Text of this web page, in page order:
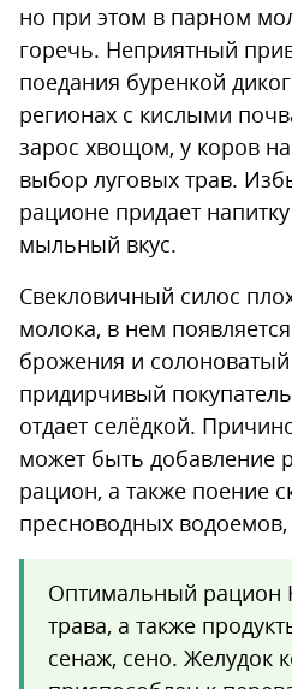
но при этом в парном
горечь. Неприятный
поедания буренкой
регионах с кислыми
зарос хвощом, у коров
выбор луговых трав.
рационе придает
мыльный вкус.
Свекловичный силос
молока, в нем
брожения и солоноватый
придирчивый
отдает селёдкой.
может быть добавление
рацион, а также поение
пресноводных
Оптимальный рацион
трава, а также
сенаж, сено. Желудок